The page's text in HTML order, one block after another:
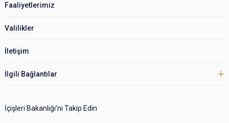
Faaliyetlerimiz
Valilikler
İletişim
İlgili Bağlantılar
İçişleri Bakanlığı’nı Takip Edin